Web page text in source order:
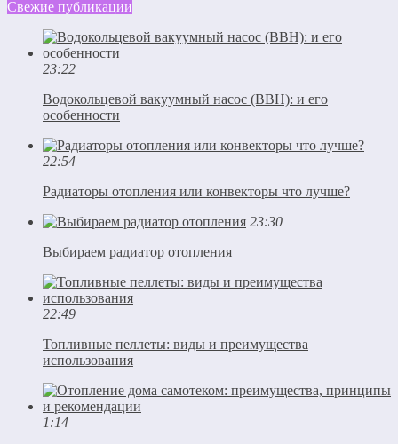
Свежие публикации
23:22
Водокольцевой вакуумный насос (ВВН): и его
особенности
22:54
Радиаторы отопления или конвекторы что лучше?
23:30
Выбираем радиатор отопления
22:49
Топливные пеллеты: виды и преимущества
использования
1:14